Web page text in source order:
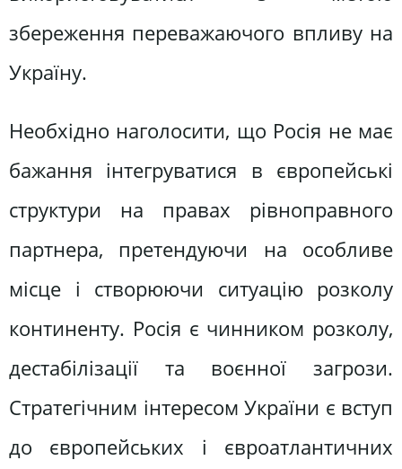
збереження переважаючого впливу на
Україну.
Необхідно наголосити, що Росія не має
бажання інтегруватися в європейські
структури на правах рівноправного
партнера, претендуючи на особливе
місце і створюючи ситуацію розколу
континенту. Росія є чинником розколу,
дестабілізації та воєнної загрози.
Стратегічним інтересом України є вступ
до європейських і євроатлантичних